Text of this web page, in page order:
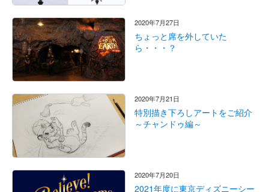
2020年7月27日
ちょっと席を外していた
ら・・・？
2020年7月21日
特別描き下ろしアートをご紹介
～チャンドゥ編～
2020年7月20日
2021年度に東京ディズニーシー